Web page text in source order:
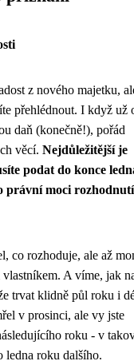
z nového majetku,
přehlédnout. I když už
daň (konečně!), pořád
věcí. Nejdůležitější je
podat do konce
právní moci
co rozhoduje, ale až
A víme, jak
trvat klidně půl roku i
v prosinci, ale vy jste
roku - v
ledna roku dalšího.